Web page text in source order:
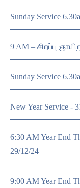
Sunday Service
9 AM – சிறப்பு
Sunday Service
New Year Service -
6:30 AM Year End
29/12/24
9:00 AM Year End